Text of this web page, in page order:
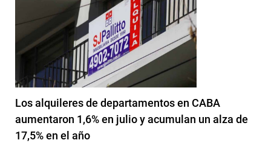
Los alquileres de departamentos en CABA
aumentaron 1,6% en julio y acumulan un alza de
17,5% en el año